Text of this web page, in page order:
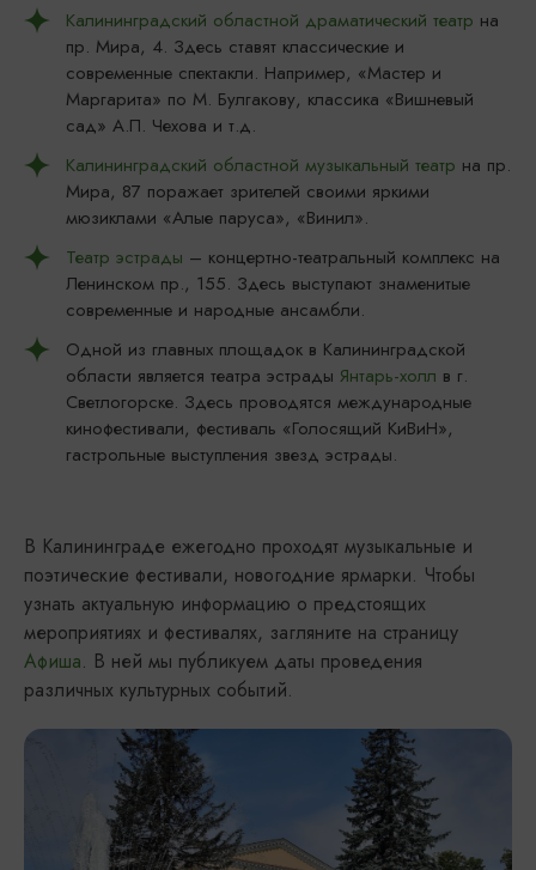
Калининградский областной драматический театр на
пр. Мира, 4. Здесь ставят классические и
современные спектакли. Например, «Мастер и
Маргарита» по М. Булгакову, классика «Вишневый
сад» А.П. Чехова и т.д.
Калининградский областной музыкальный театр на пр.
Мира, 87 поражает зрителей своими яркими
мюзиклами «Алые паруса», «Винил».
Театр эстрады – концертно-театральный комплекс на
Ленинском пр., 155. Здесь выступают знаменитые
современные и народные ансамбли.
Одной из главных площадок в Калининградской
области является театра эстрады Янтарь-холл в г.
Светлогорске. Здесь проводятся международные
кинофестивали, фестиваль «Голосящий КиВиН»,
гастрольные выступления звезд эстрады.
В Калининграде ежегодно проходят музыкальные и
поэтические фестивали, новогодние ярмарки. Чтобы
узнать актуальную информацию о предстоящих
мероприятиях и фестивалях, загляните на страницу
Афиша. В ней мы публикуем даты проведения
различных культурных событий.